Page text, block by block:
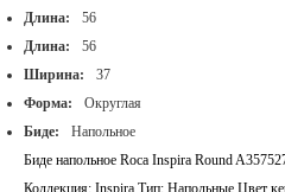
Длина:
56
Длина:
56
Ширина:
37
Форма:
Округлая
Биде:
Напольное
Биде напольное Roca Inspira Round
Коллекция: Inspira Тип: Напольные Цвет